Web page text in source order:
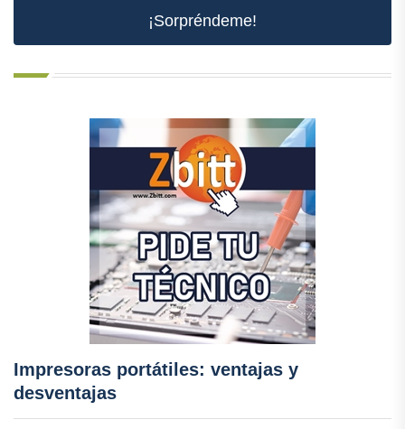
¡Sorpréndeme!
Impresoras portátiles: ventajas y
desventajas